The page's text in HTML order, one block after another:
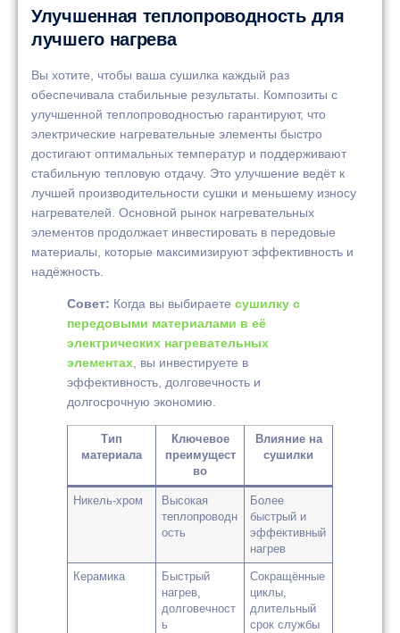
Улучшенная теплопроводность для
лучшего нагрева
Вы хотите, чтобы ваша сушилка каждый раз
обеспечивала стабильные результаты. Композиты с
улучшенной теплопроводностью гарантируют, что
электрические нагревательные элементы быстро
достигают оптимальных температур и поддерживают
стабильную тепловую отдачу. Это улучшение ведёт к
лучшей производительности сушки и меньшему износу
нагревателей. Основной рынок нагревательных
элементов продолжает инвестировать в передовые
материалы, которые максимизируют эффективность и
надёжность.
Совет: Когда вы выбираете сушилку с
передовыми материалами в её
электрических нагревательных
элементах, вы инвестируете в
эффективность, долговечность и
долгосрочную экономию.
Тип
материала
Ключевое
преимущест
во
Влияние на
сушилки
Никель-хром
Высокая
теплопроводн
ость
Более
быстрый и
эффективный
нагрев
Керамика
Быстрый
нагрев,
долговечност
ь
Сокращённые
циклы,
длительный
срок службы